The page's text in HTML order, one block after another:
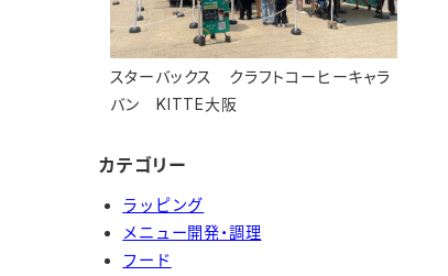
スターバックス クラフトコーヒーキャラ
バン KITTE大阪
カテゴリー
ラッピング
メニュー開発・調理
フード